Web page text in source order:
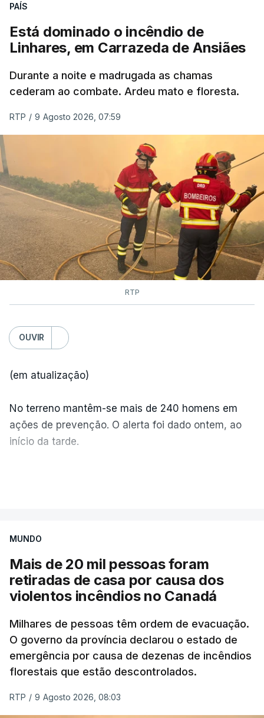
PAÍS
Está dominado o incêndio de
Linhares, em Carrazeda de Ansiães
Durante a noite e madrugada as chamas
cederam ao combate. Ardeu mato e floresta.
RTP / 9 Agosto 2026, 07:59
RTP
OUVIR
(em atualização)
No terreno mantêm-se mais de 240 homens em
ações de prevenção. O alerta foi dado ontem, ao
início da tarde.
MUNDO
Mais de 20 mil pessoas foram
retiradas de casa por causa dos
violentos incêndios no Canadá
Milhares de pessoas têm ordem de evacuação.
O governo da província declarou o estado de
emergência por causa de dezenas de incêndios
florestais que estão descontrolados.
RTP / 9 Agosto 2026, 08:03